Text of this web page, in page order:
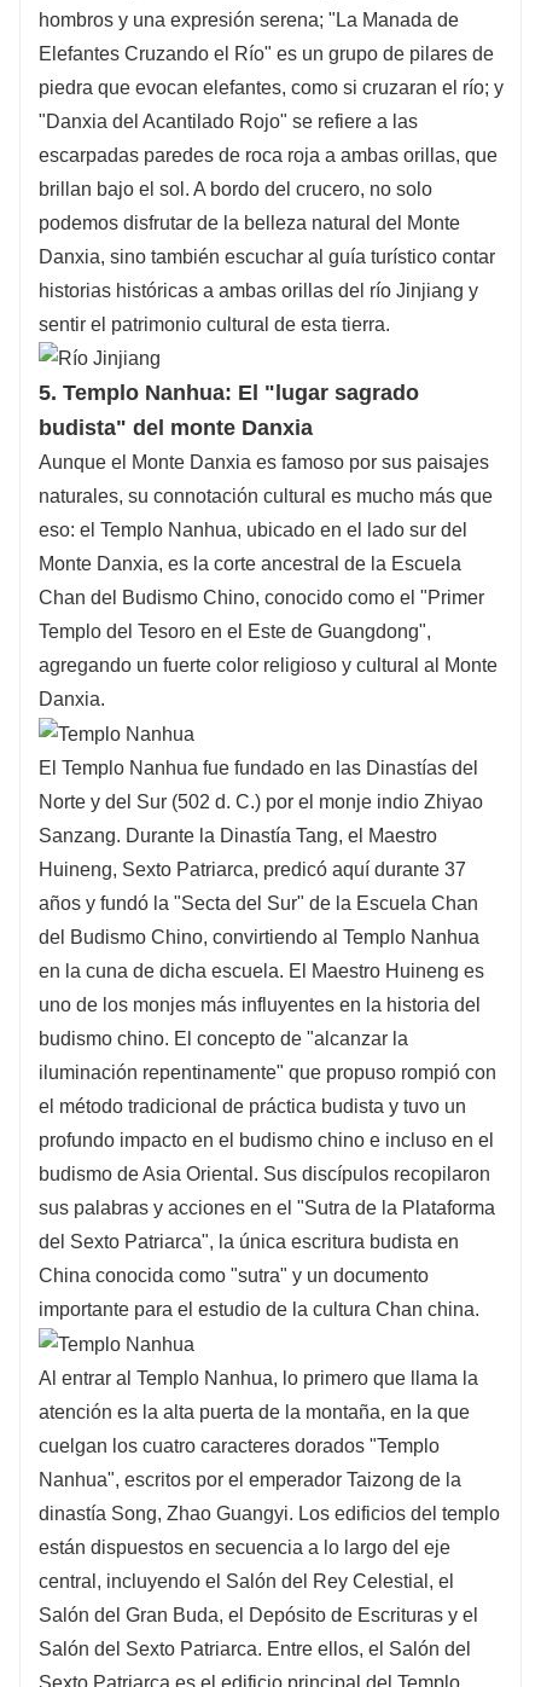
hombros y una expresión serena; "La Manada de
Elefantes Cruzando el Río" es un grupo de pilares de
piedra que evocan elefantes, como si cruzaran el río; y
"Danxia del Acantilado Rojo" se refiere a las
escarpadas paredes de roca roja a ambas orillas, que
brillan bajo el sol. A bordo del crucero, no solo
podemos disfrutar de la belleza natural del Monte
Danxia, ​​sino también escuchar al guía turístico contar
historias históricas a ambas orillas del río Jinjiang y
sentir el patrimonio cultural de esta tierra.
5. Templo Nanhua: El "lugar sagrado
budista" del monte Danxia
Aunque el Monte Danxia es famoso por sus paisajes
naturales, su connotación cultural es mucho más que
eso: el Templo Nanhua, ubicado en el lado sur del
Monte Danxia, ​​es la corte ancestral de la Escuela
Chan del Budismo Chino, conocido como el "Primer
Templo del Tesoro en el Este de Guangdong",
agregando un fuerte color religioso y cultural al Monte
Danxia.
El Templo Nanhua fue fundado en las Dinastías del
Norte y del Sur (502 d. C.) por el monje indio Zhiyao
Sanzang. Durante la Dinastía Tang, el Maestro
Huineng, Sexto Patriarca, predicó aquí durante 37
años y fundó la "Secta del Sur" de la Escuela Chan
del Budismo Chino, convirtiendo al Templo Nanhua
en la cuna de dicha escuela. El Maestro Huineng es
uno de los monjes más influyentes en la historia del
budismo chino. El concepto de "alcanzar la
iluminación repentinamente" que propuso rompió con
el método tradicional de práctica budista y tuvo un
profundo impacto en el budismo chino e incluso en el
budismo de Asia Oriental. Sus discípulos recopilaron
sus palabras y acciones en el "Sutra de la Plataforma
del Sexto Patriarca", la única escritura budista en
China conocida como "sutra" y un documento
importante para el estudio de la cultura Chan china.
Al entrar al Templo Nanhua, lo primero que llama la
atención es la alta puerta de la montaña, en la que
cuelgan los cuatro caracteres dorados "Templo
Nanhua", escritos por el emperador Taizong de la
dinastía Song, Zhao Guangyi. Los edificios del templo
están dispuestos en secuencia a lo largo del eje
central, incluyendo el Salón del Rey Celestial, el
Salón del Gran Buda, el Depósito de Escrituras y el
Salón del Sexto Patriarca. Entre ellos, el Salón del
Sexto Patriarca es el edificio principal del Templo